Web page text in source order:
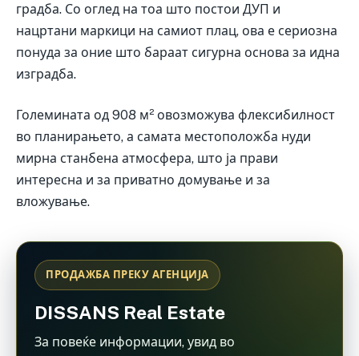
градба. Со оглед на тоа што постои ДУП и
нацртани маркици на самиот плац, ова е сериозна
понуда за оние што бараат сигурна основа за идна
изградба.
Големината од 908 м² овозможува флексибилност
во планирањето, а самата местоположба нуди
мирна станбена атмосфера, што ја прави
интересна и за приватно домување и за
вложување.
ПРОДАЖБА ПРЕКУ АГЕНЦИЈА
DISSANS Real Estate
За повеќе информации, увид во